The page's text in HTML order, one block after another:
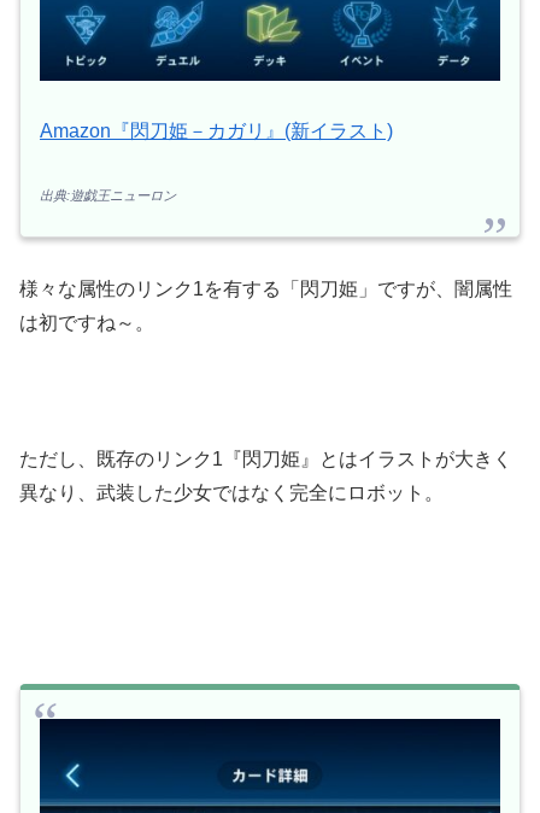
Amazon『閃刀姫－カガリ』(新イラスト)
出典:遊戯王ニューロン
様々な属性のリンク1を有する「閃刀姫」ですが、闇属性
は初ですね～。
ただし、既存のリンク1『閃刀姫』とはイラストが大きく
異なり、武装した少女ではなく完全にロボット。